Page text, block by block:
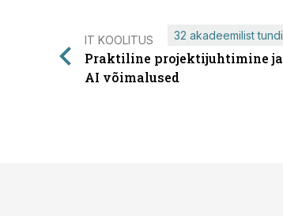
IT KOOLITUS
Praktiline projektijuhtimine ja
AI võimalused
32 akadeemilist tundi